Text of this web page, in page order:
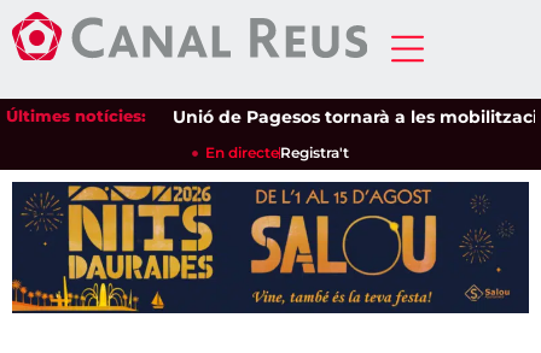
Últimes notícies:Unió de Pagesos tornarà a les
En directeRegistra't